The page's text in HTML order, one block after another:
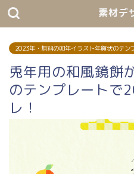
素材デ
2023年・無料の卯年イラスト年賀状のテン
兎年用の和風鏡餅
のテンプレートで
レ！